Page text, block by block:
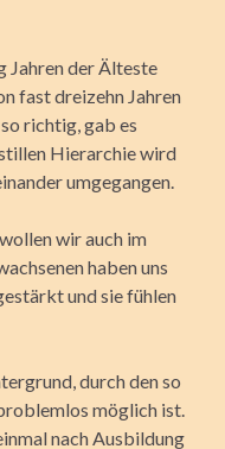
Jahren der Älteste
fast dreizehn Jahren
richtig, gab es
Hierarchie wird
umgegangen.
wir auch im
haben uns
und sie fühlen
durch den so
möglich ist.
nach Ausbildung